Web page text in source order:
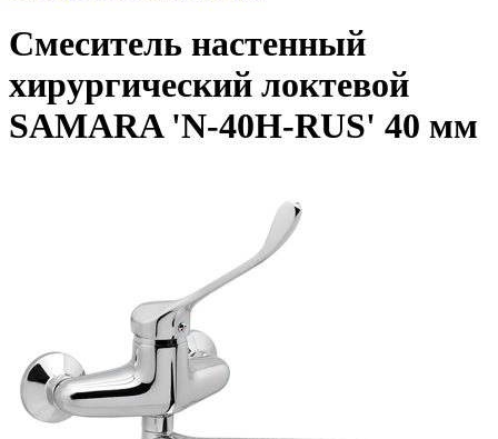
Смеситель настенный
хирургический локтевой
SAMARA 'N-40H-RUS' 40 мм